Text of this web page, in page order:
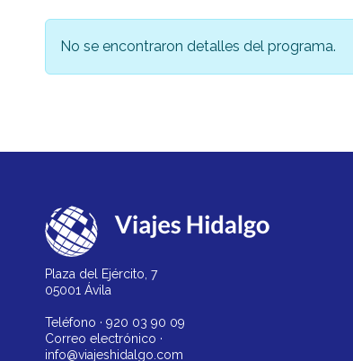
No se encontraron detalles del programa.
Plaza del Ejército, 7
05001 Ávila
Teléfono · 920 03 90 09
Correo electrónico ·
info@viajeshidalgo.com